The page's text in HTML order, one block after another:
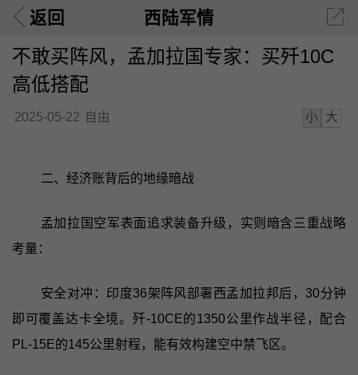
返回 西陆军情
不敢买阵风，孟加拉国专家：买歼10C
高低搭配
2025-05-22 自由 小 大
二、经济账背后的地缘暗战
孟加拉国空军表面追求装备升级，实则暗含三重战略
考量：
安全对冲：印度36架阵风部署西孟加拉邦后，30分钟
即可覆盖达卡全境。歼-10CE的1350公里作战半径，配合
PL-15E的145公里射程，能有效构建空中禁飞区。